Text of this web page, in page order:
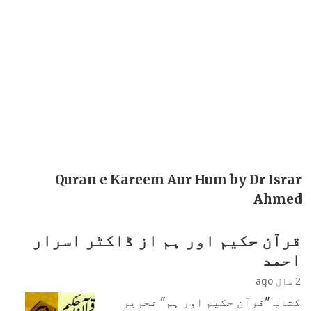
Quran e Kareem Aur Hum by Dr Israr
Ahmed
قرآن حکیم اور ہم از ڈاکٹر اسرار
احمد
2 سال ago
کتاب "قرآن حکیم اور ہم" تحریر